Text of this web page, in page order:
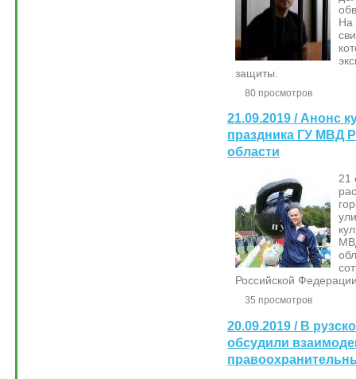
защиты.
80 просмотров
21.09.2019 / Анонс
праздника ГУ МВД
области
21
Российской
35 просмотров
20.09.2019 / В
обсудили